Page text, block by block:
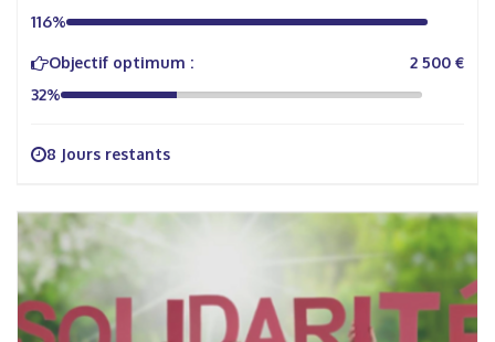
116%
Objectif optimum :
2 500 €
32%
8 Jours restants